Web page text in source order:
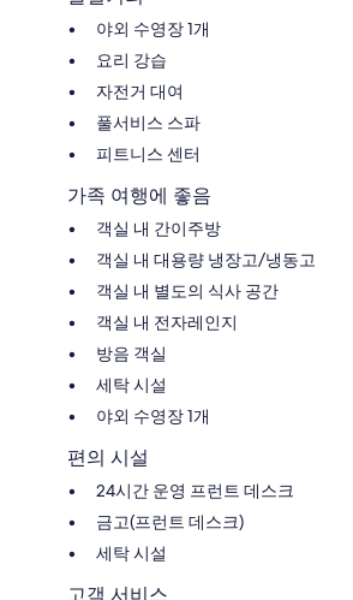
야외 수영장 1개
요리 강습
자전거 대여
풀서비스 스파
피트니스 센터
가족 여행에 좋음
객실 내 간이주방
객실 내 대용량 냉장고/냉동고
객실 내 별도의 식사 공간
객실 내 전자레인지
방음 객실
세탁 시설
야외 수영장 1개
편의 시설
24시간 운영 프런트 데스크
금고(프런트 데스크)
세탁 시설
고객 서비스